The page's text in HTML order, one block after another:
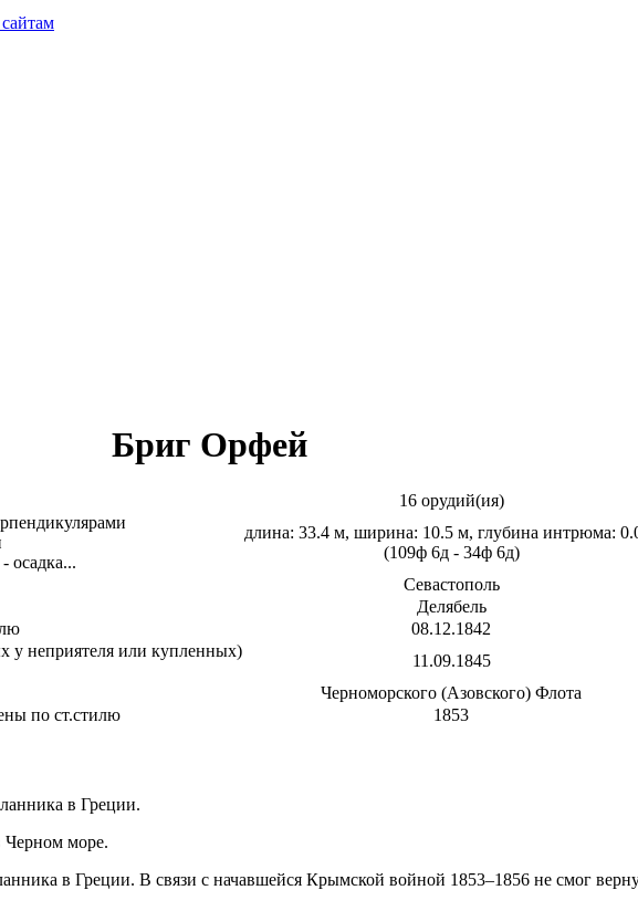
Бриг Орфей
16 орудий(ия)
осадка...
длина: 33.4 м, ширина: 10.5 м, глубина интрюма:
(109ф 6д - 34ф 6д)
Севастополь
Делябель
08.12.1842
у неприятеля или купленных)
11.09.1845
Черноморского (Азовского) Флота
по ст.стилю 1853
в Греции.
Черном море.
в Греции. В связи с начавшейся Крымской войной 1853–1856 не смог